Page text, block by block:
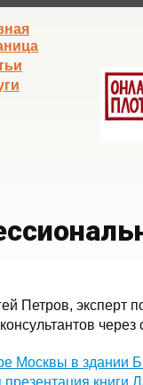
Петров, эксперт
через
Москвы в здании
книги